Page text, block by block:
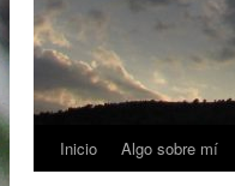
Inicio Algo sobre mí